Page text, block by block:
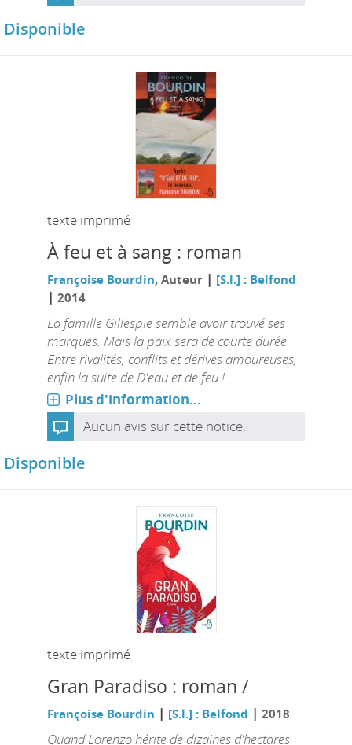
Disponible
texte imprimé
À feu et à sang : roman
Françoise Bourdin, Auteur | [S.l.] : Belfond
| 2014
La famille Gillespie semble avoir trouvé ses
marques. Mais la paix sera de courte durée.
Entre rivalités, conflits et dérives amoureuses,
enfin la suite de D'eau et de feu !
Plus d'information...
Aucun avis sur cette notice.
Disponible
texte imprimé
Gran Paradiso : roman /
Françoise Bourdin | [S.l.] : Belfond | 2018
Quand Lorenzo hérite de dizaines d'hectares